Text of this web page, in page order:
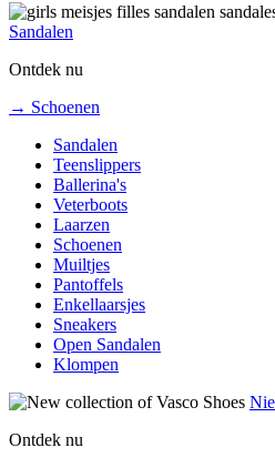
Sandalen
Ontdek nu
→ Schoenen
Sandalen
Teenslippers
Ballerina's
Veterboots
Laarzen
Schoenen
Muiltjes
Pantoffels
Enkellaarsjes
Sneakers
Open Sandalen
Klompen
Ontdek nu